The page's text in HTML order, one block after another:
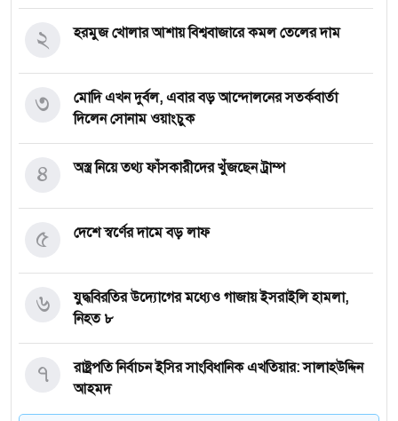
হরমুজ খোলার আশায় বিশ্ববাজারে কমল তেলের দাম
২
মোদি এখন দুর্বল, এবার বড় আন্দোলনের সতর্কবার্তা
দিলেন সোনাম ওয়াংচুক
৩
অস্ত্র নিয়ে তথ্য ফাঁসকারীদের খুঁজছেন ট্রাম্প
৪
দেশে স্বর্ণের দামে বড় লাফ
৫
যুদ্ধবিরতির উদ্যোগের মধ্যেও গাজায় ইসরাইলি হামলা,
নিহত ৮
৬
রাষ্ট্রপতি নির্বাচন ইসির সাংবিধানিক এখতিয়ার: সালাহউদ্দিন
আহমদ
৭